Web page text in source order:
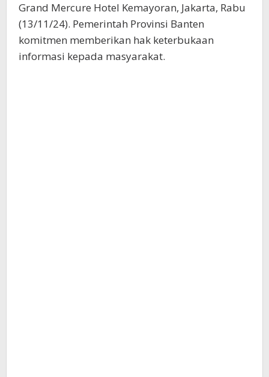
Grand Mercure Hotel Kemayoran, Jakarta, Rabu
(13/11/24). Pemerintah Provinsi Banten
komitmen memberikan hak keterbukaan
informasi kepada masyarakat.